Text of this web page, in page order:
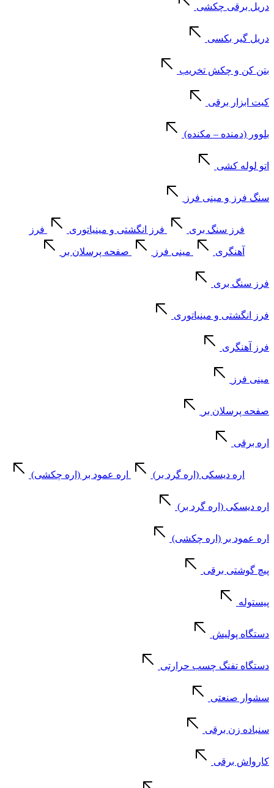
دریل برقی چکشی
دریل گیر بکسی
بتن کن و چکش تخریب
کیت ابزار برقی
بلوور (دمنده – مکنده)
اتو لوله کشی
سنگ فرز و مینی فرز
فرز سنگ بری فرز انگشتی و مینیاتوری فرز
آهنگری مینی فرز صفحه پرسلان بر
فرز سنگ بری
فرز انگشتی و مینیاتوری
فرز آهنگری
مینی فرز
صفحه پرسلان بر
اره برقی
اره دیسکی (اره گرد بر) اره عمود بر (اره چکشی)
اره دیسکی (اره گرد بر)
اره عمود بر (اره چکشی)
پیچ گوشتی برقی
پیستوله
دستگاه پولیش
دستگاه تفنگ چسب حرارتی
سشوار صنعتی
سنباده زن برقی
کارواش برقی